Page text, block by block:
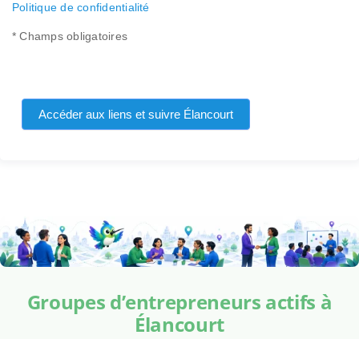
Politique de confidentialité
* Champs obligatoires
Accéder aux liens et suivre Élancourt
Groupes d’entrepreneurs actifs à
Élancourt